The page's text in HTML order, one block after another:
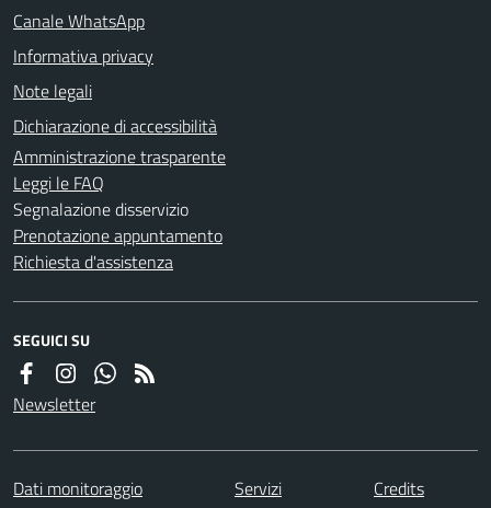
Canale WhatsApp
Informativa privacy
Note legali
Dichiarazione di accessibilità
Amministrazione trasparente
Leggi le FAQ
Segnalazione disservizio
Prenotazione appuntamento
Richiesta d'assistenza
SEGUICI SU
Newsletter
Dati monitoraggio Servizi
Credits